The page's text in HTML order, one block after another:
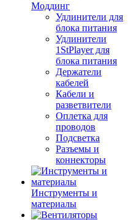
Моддинг
Удлинители для
блока питания
Удлинители
1StPlayer для
блока питания
Держатели
кабелей
Кабели и
разветвители
Оплетка для
проводов
Подсветка
Разъемы и
коннекторы
Инструменты и
материалы